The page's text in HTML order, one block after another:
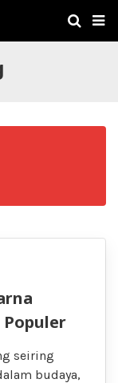
Populer
seiring
budaya,